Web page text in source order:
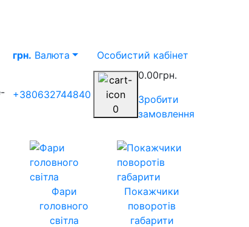
грн. Валюта Особистий кабінет
+380632744840
0
0.00грн.
Зробити
замовлення
Фари
головного
світла
Покажчики
поворотів
габарити